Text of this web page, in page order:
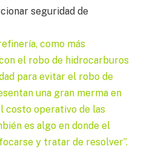
seguridad de
como más
el robo de hidrocarburos
para evitar el robo de
una gran merma en
costo operativo de las
es algo en donde el
y tratar de resolver”.